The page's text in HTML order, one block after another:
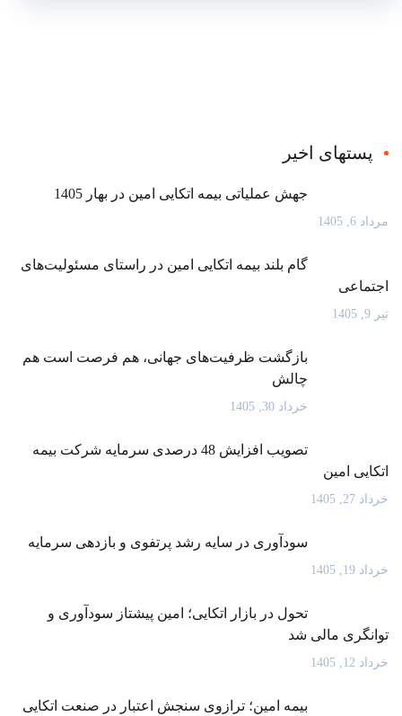
پستهای اخیر
جهش عملیاتی بیمه اتکایی امین در بهار 1405
مرداد 6, 1405
گام بلند بیمه اتکایی امین در راستای مسئولیت‌های
اجتماعی
تیر 9, 1405
بازگشت ظرفیت‌های جهانی، هم فرصت است هم
چالش
خرداد 30, 1405
تصویب افزایش 48 درصدی سرمایه شرکت بیمه
اتکایی امین
خرداد 27, 1405
سودآوری در سایه رشد پرتفوی و بازدهی سرمایه
خرداد 19, 1405
تحول در بازار اتکایی؛ امین پیشتاز سودآوری و
توانگری مالی شد
خرداد 12, 1405
بیمه امین؛ ترازوی سنجش اعتبار در صنعت اتکایی